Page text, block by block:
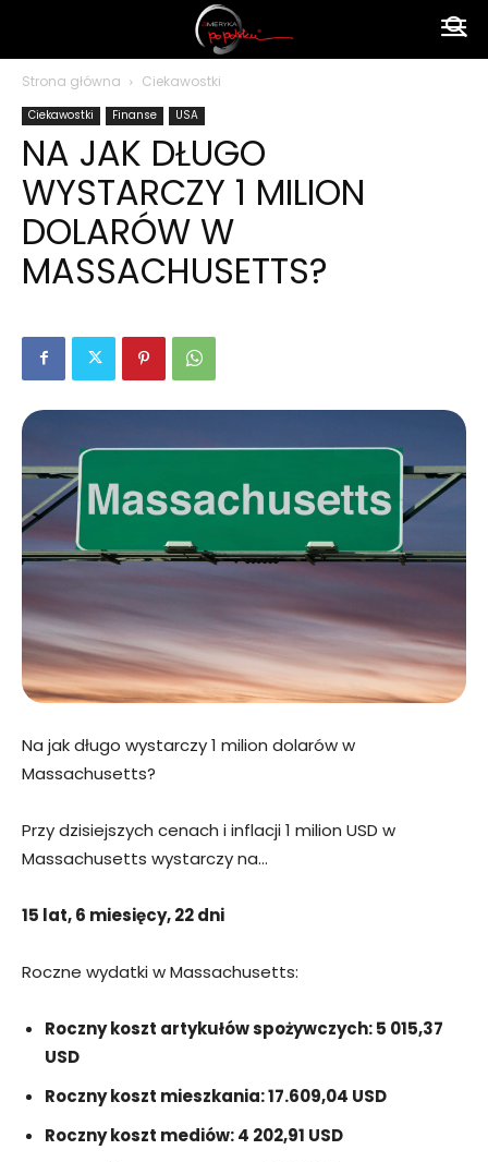
polsku
Strona główna Ciekawostki
Ciekawostki Finanse USA
NA JAK DŁUGO
WYSTARCZY 1 MILION
DOLARÓW W
MASSACHUSETTS?
Na jak długo wystarczy 1 milion dolarów w
Massachusetts?
Przy dzisiejszych cenach i inflacji 1 milion USD w
Massachusetts wystarczy na…
15 lat, 6 miesięcy, 22 dni
Roczne wydatki w Massachusetts:
Roczny koszt artykułów spożywczych: 5 015,37
USD
Roczny koszt mieszkania: 17.609,04 USD
Roczny koszt mediów: 4 202,91 USD